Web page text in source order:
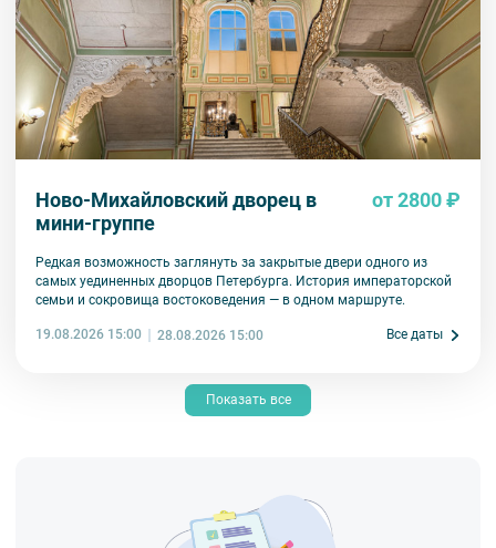
Ново-Михайловский дворец в
мини-группе
от 2800 ₽
Редкая возможность заглянуть за закрытые двери одного из
самых уединенных дворцов Петербурга. История императорской
семьи и сокровища востоковедения — в одном маршруте.
19.08.2026 15:00 28.08.2026 15:00 Все даты
Показать все